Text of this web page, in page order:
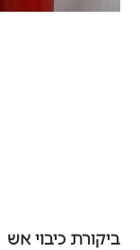
ביקורת כיבוי אש